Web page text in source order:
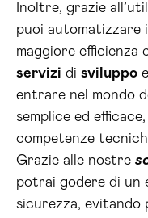
Inoltre, grazie
puoi automatizzare
maggiore
servizi di sviluppo e
entrare nel mondo
semplice ed
competenze
Grazie alle nostre
potrai godere di un
sicurezza, evitando